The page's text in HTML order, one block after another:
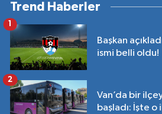
Trend Haberler
Başkan
ismi belli oldu!
Van’da bir
başladı: İşte
2